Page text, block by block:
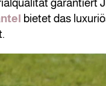
bietet das